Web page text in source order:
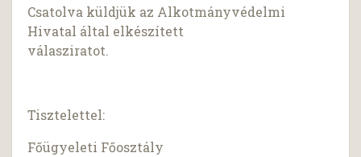
Csatolva küldjük az Alkotmányvédelmi
Hivatal által elkészített
válasziratot.
Tisztelettel:
Főügyeleti Főosztály